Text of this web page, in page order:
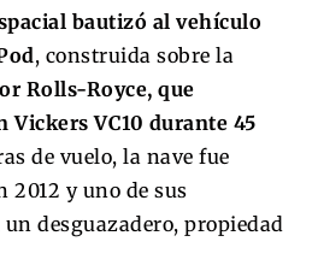
bautizó al vehículo
, construida sobre la
Rolls-Royce, que
Vickers VC10 durante 45
de vuelo, la nave fue
2012 y uno de sus
desguazadero, propiedad